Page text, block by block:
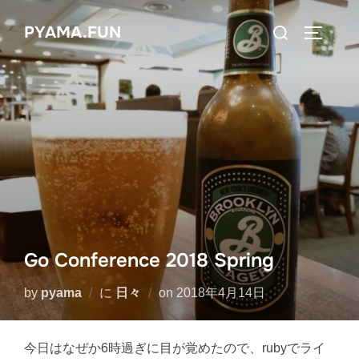
ン
テ
ン
ツ
へ
ス
プ
PYAMA.FUN
検
索
対
象:
サイドバ
Go Conference 2018 Spring
by pyama に 日々 on 投
稿
2018年4月14日
今日はなぜか6時過ぎに目が覚めたので、rubyでライ